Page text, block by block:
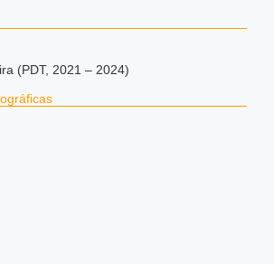
(PDT, 2021 – 2024)